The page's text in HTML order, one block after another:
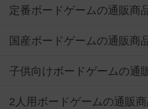
定番ボードゲームの通販商
国産ボードゲームの通販商
子供向けボードゲームの通
2人用ボードゲームの通販